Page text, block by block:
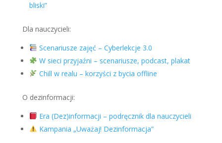
bliski”
Dla nauczycieli:
Scenariusze zajęć – Cyberlekcje 3.0
W sieci przyjaźni – scenariusze, podcast, plakat
Chill w realu – korzyści z bycia offline
O dezinformacji:
Era (Dez)informacji – podręcznik dla nauczycieli
Kampania „Uważaj! Dezinformacja”